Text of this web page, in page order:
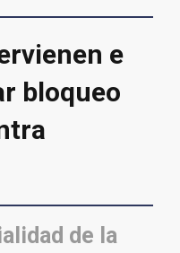
e
bloqueo
de la